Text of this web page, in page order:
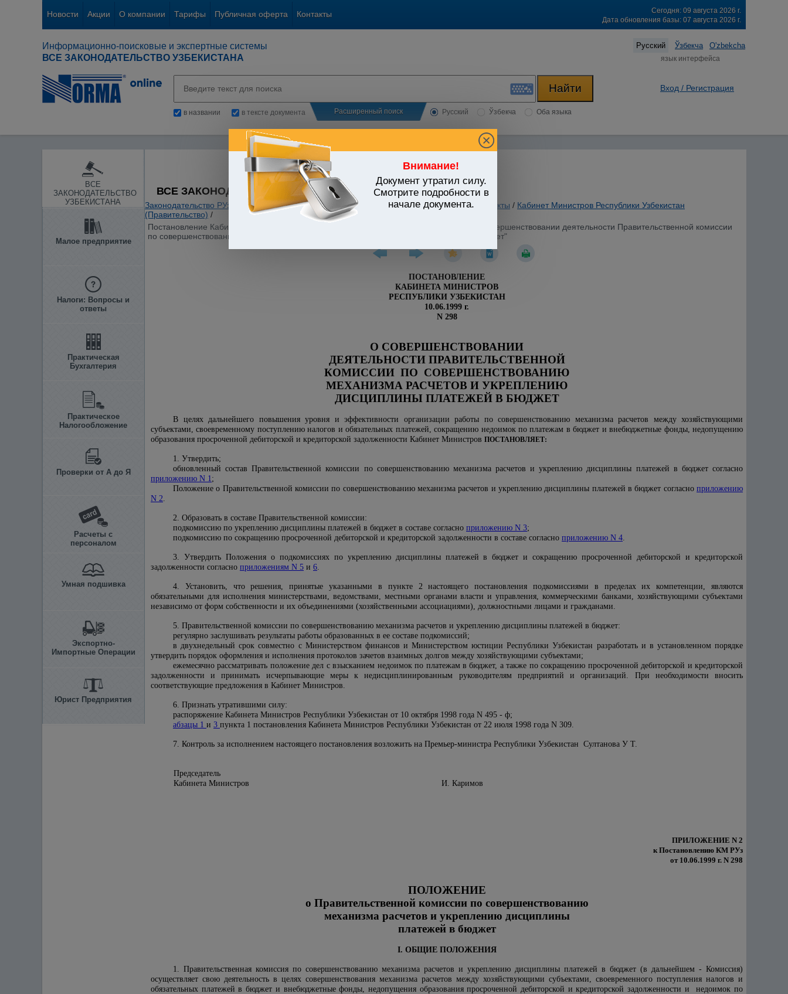
Новости Акции О компании Тарифы Публичная оферта Контакты
Сегодня: 09 августа 2026 г.
Дата обновления базы: 07 августа 2026 г.
Информационно-поисковые и экспертные системы
ВСЕ ЗАКОНОДАТЕЛЬСТВО УЗБЕКИСТАНА
Русский Ўзбекча O'zbekcha
язык интерфейса
в названии в тексте документа Расширенный поиск Русский Ўзбекча Оба языка
Вход / Регистрация
ВСЕ
ЗАКОНОДАТЕЛЬСТВО
УЗБЕКИСТАНА
Малое предприятие
Налоги: Вопросы и
ответы
Практическая
Бухгалтерия
Практическое
Налогообложение
Проверки от А до Я
Расчеты с
персоналом
Умная подшивка
Экспортно-
Импортные Операции
Юрист Предприятия
Внимание!
Документ утратил силу.
Смотрите подробности в
начале документа.
ВСЕ ЗАКОНОДАТЕЛЬСТВО УЗБЕКИСТАНА
Законодательство РУз Основы государственно-правового устройства / Утратившие силу акты / Кабинет Министров Республики Узбекистан
(Правительство) /
Постановление Кабинета Министров Республики Узбекистан от 10.06.1999 г. N 298 "О совершенствовании деятельности Правительственной комиссии
по совершенствованию механизма расчетов и укреплению дисциплины платежей в бюджет"
ПОСТАНОВЛЕНИЕ
КАБИНЕТА МИНИСТРОВ
РЕСПУБЛИКИ УЗБЕКИСТАН
10.06.1999 г.
N 298
О СОВЕРШЕНСТВОВАНИИ
ДЕЯТЕЛЬНОСТИ ПРАВИТЕЛЬСТВЕННОЙ
КОМИССИИ ПО СОВЕРШЕНСТВОВАНИЮ
МЕХАНИЗМА РАСЧЕТОВ И УКРЕПЛЕНИЮ
ДИСЦИПЛИНЫ ПЛАТЕЖЕЙ В БЮДЖЕТ
В целях дальнейшего повышения уровня и эффективности организации работы по совершенствованию механизма расчетов между хозяйствующими
субъектами, своевременному поступлению налогов и обязательных платежей, сокращению недоимок по платежам в бюджет и внебюджетные фонды, недопущению
образования просроченной дебиторской и кредиторской задолженности Кабинет Министров ПОСТАНОВЛЯЕТ:
1. Утвердить;
обновленный состав Правительственной комиссии по совершенствованию механизма расчетов и укреплению дисциплины платежей в бюджет согласно
приложению N 1;
Положение о Правительственной комиссии по совершенствованию механизма расчетов и укреплению дисциплины платежей в бюджет согласно приложению
N 2.
2. Образовать в составе Правительственной комиссии:
подкомиссию по укреплению дисциплины платежей в бюджет в составе согласно приложению N 3;
подкомиссию по сокращению просроченной дебиторской и кредиторской задолженности в составе согласно приложению N 4.
3. Утвердить Положения о подкомиссиях по укреплению дисциплины платежей в бюджет и сокращению просроченной дебиторской и кредиторской
задолженности согласно приложениям N 5 и 6.
4. Установить, что решения, принятые указанными в пункте 2 настоящего постановления подкомиссиями в пределах их компетенции, являются
обязательными для исполнения министерствами, ведомствами, местными органами власти и управления, коммерческими банками, хозяйствующими субъектами
независимо от форм собственности и их объединениями (хозяйственными ассоциациями), должностными лицами и гражданами.
5. Правительственной комиссии по совершенствованию механизма расчетов и укреплению дисциплины платежей в бюджет:
регулярно заслушивать результаты работы образованных в ее составе подкомиссий;
в двухнедельный срок совместно с Министерством финансов и Министерством юстиции Республики Узбекистан разработать и в установленном порядке
утвердить порядок оформления и исполнения протоколов зачетов взаимных долгов между хозяйствующими субъектами;
ежемесячно рассматривать положение дел с взысканием недоимок по платежам в бюджет, а также по сокращению просроченной дебиторской и кредиторской
задолженности и принимать исчерпывающие меры к недисциплинированным руководителям предприятий и организаций. При необходимости вносить
соответствующие предложения в Кабинет Министров.
6. Признать утратившими силу:
распоряжение Кабинета Министров Республики Узбекистан от 10 октября 1998 года N 495 - ф;
абзацы 1 и 3 пункта 1 постановления Кабинета Министров Республики Узбекистан от 22 июля 1998 года N 309.
7. Контроль за исполнением настоящего постановления возложить на Премьер-министра Республики Узбекистан Султанова У Т.
Председатель
Кабинета Министров
И. Каримов
ПРИЛОЖЕНИЕ N 2
к Постановлению КМ РУз
от 10.06.1999 г. N 298
ПОЛОЖЕНИЕ
о Правительственной комиссии по совершенствованию
механизма расчетов и укреплению дисциплины
платежей в бюджет
I. ОБЩИЕ ПОЛОЖЕНИЯ
1. Правительственная комиссия по совершенствованию механизма расчетов и укреплению дисциплины платежей в бюджет (в дальнейшем - Комиссия)
осуществляет свою деятельность в целях совершенствования механизма расчетов между хозяйствующими субъектами, своевременного поступления налогов и
обязательных платежей в бюджет и внебюджетные фонды, недопущения образования просроченной дебиторской и кредиторской задолженности и недоимок по